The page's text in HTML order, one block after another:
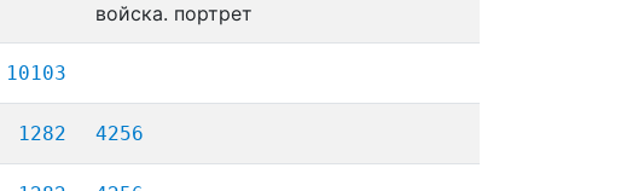
войска. портрет
10103
1282 4256